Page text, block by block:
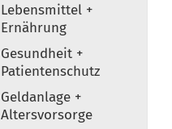
Lebensmittel +
Ernährung
Gesundheit +
Patientenschutz
Geldanlage +
Altersvorsorge